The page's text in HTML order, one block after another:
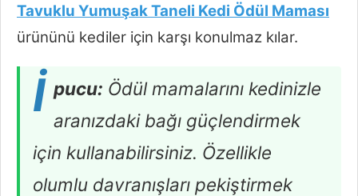
Tavuklu Yumuşak Taneli Kedi Ödül Maması
ürününü kediler için karşı konulmaz kılar.
İ pucu: Ödül mamalarını kedinizle
aranızdaki bağı güçlendirmek
için kullanabilirsiniz. Özellikle
olumlu davranışları pekiştirmek